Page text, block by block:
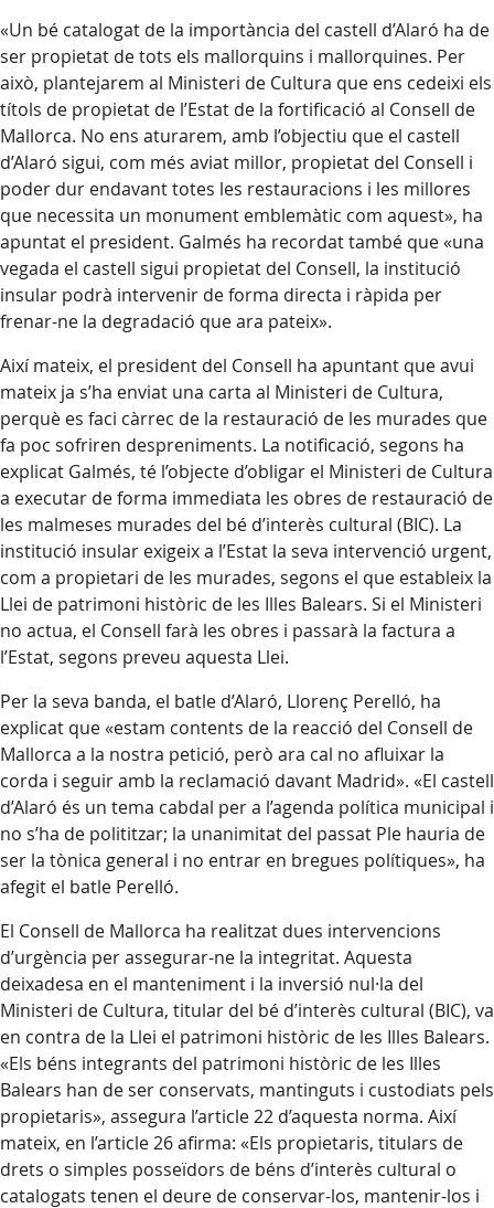
«Un bé catalogat de la importància del castell d’Alaró ha de
ser propietat de tots els mallorquins i mallorquines. Per
això, plantejarem al Ministeri de Cultura que ens cedeixi els
títols de propietat de l’Estat de la fortificació al Consell de
Mallorca. No ens aturarem, amb l’objectiu que el castell
d’Alaró sigui, com més aviat millor, propietat del Consell i
poder dur endavant totes les restauracions i les millores
que necessita un monument emblemàtic com aquest», ha
apuntat el president. Galmés ha recordat també que «una
vegada el castell sigui propietat del Consell, la institució
insular podrà intervenir de forma directa i ràpida per
frenar-ne la degradació que ara pateix».
Així mateix, el president del Consell ha apuntant que avui
mateix ja s’ha enviat una carta al Ministeri de Cultura,
perquè es faci càrrec de la restauració de les murades que
fa poc sofriren despreniments. La notificació, segons ha
explicat Galmés, té l’objecte d’obligar el Ministeri de Cultura
a executar de forma immediata les obres de restauració de
les malmeses murades del bé d’interès cultural (BIC). La
institució insular exigeix a l’Estat la seva intervenció urgent,
com a propietari de les murades, segons el que estableix la
Llei de patrimoni històric de les Illes Balears. Si el Ministeri
no actua, el Consell farà les obres i passarà la factura a
l’Estat, segons preveu aquesta Llei.
Per la seva banda, el batle d’Alaró, Llorenç Perelló, ha
explicat que «estam contents de la reacció del Consell de
Mallorca a la nostra petició, però ara cal no afluixar la
corda i seguir amb la reclamació davant Madrid». «El castell
d’Alaró és un tema cabdal per a l’agenda política municipal i
no s’ha de polititzar; la unanimitat del passat Ple hauria de
ser la tònica general i no entrar en bregues polítiques», ha
afegit el batle Perelló.
El Consell de Mallorca ha realitzat dues intervencions
d’urgència per assegurar-ne la integritat. Aquesta
deixadesa en el manteniment i la inversió nul·la del
Ministeri de Cultura, titular del bé d’interès cultural (BIC), va
en contra de la Llei el patrimoni històric de les Illes Balears.
«Els béns integrants del patrimoni històric de les Illes
Balears han de ser conservats, mantinguts i custodiats pels
propietaris», assegura l’article 22 d’aquesta norma. Així
mateix, en l’article 26 afirma: «Els propietaris, titulars de
drets o simples posseïdors de béns d’interès cultural o
catalogats tenen el deure de conservar-los, mantenir-los i